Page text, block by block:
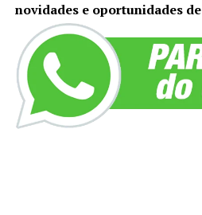
novidades e oportunidades de